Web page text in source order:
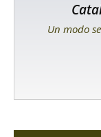
Un modo